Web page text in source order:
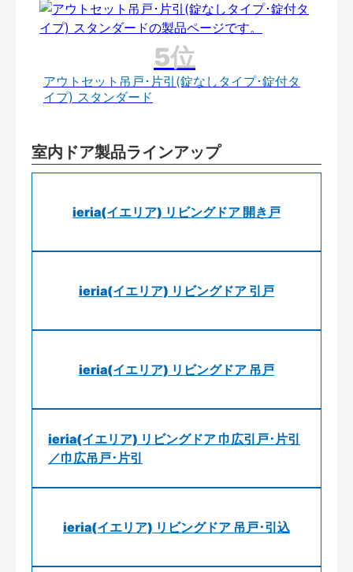
アウトセット吊戸･片引(錠なしタイプ･錠付タ
イプ) スタンダード
室内ドア製品ラインアップ
ieria(イエリア) リビングドア 開き戸
ieria(イエリア) リビングドア 引戸
ieria(イエリア) リビングドア 吊戸
ieria(イエリア) リビングドア 巾広引戸･片引
／巾広吊戸･片引
ieria(イエリア) リビングドア 吊戸･引込